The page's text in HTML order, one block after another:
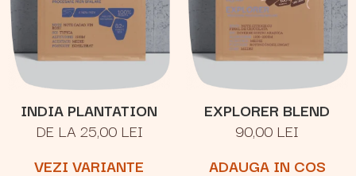
INDIA PLANTATION
DE LA 25,00 LEI
VEZI VARIANTE
EXPLORER BLEND
90,00 LEI
ADAUGA IN COS